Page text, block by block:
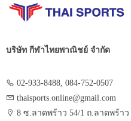
บริษัท กีฬาไทยพาณิชย์ จำกัด
02-933-8488, 084-752-0507
thaisports.online@gmail.com
8 ซ.ลาดพร้าว 54/1 ถ.ลาดพร้าว